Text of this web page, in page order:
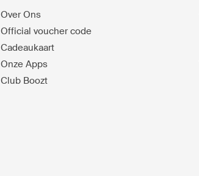
Over Ons
Official voucher code
Cadeaukaart
Onze Apps
Club Boozt